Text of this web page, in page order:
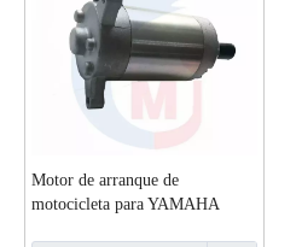
Motor de arranque de
motocicleta para YAMAHA